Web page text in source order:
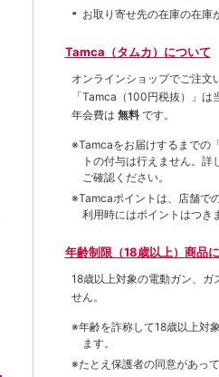
お取り寄せ先の在庫の在庫
Tamca（タムカ）について
オンラインショップでご注⽂
「Tamca （100円税抜）
」は
年会費は 無料 です。
※Tamcaをお届けするまでの
トの付与は⾏えません。詳
ご確認ください。
※Tamcaポイントは、店舗で
利用時にはポイントはつき
年齢制限（18歳以上）商品
18歳以上対象の電動ガン、ガ
せん。
※年齢を詐称して18歳以上対
ます。
※たとえ保護者の同意があっ